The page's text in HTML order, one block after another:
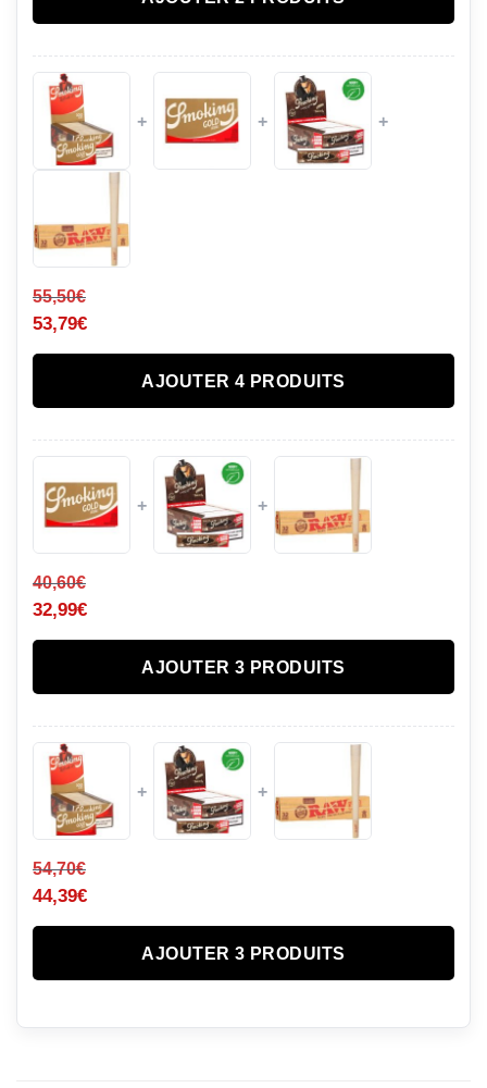
+ + +
55,50€
53,79€
AJOUTER 4 PRODUITS
+ +
40,60€
32,99€
AJOUTER 3 PRODUITS
+ +
54,70€
44,39€
AJOUTER 3 PRODUITS